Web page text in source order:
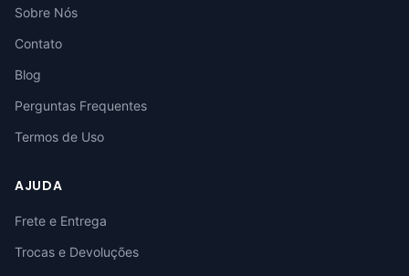
Sobre Nós
Contato
Blog
Perguntas Frequentes
Termos de Uso
AJUDA
Frete e Entrega
Trocas e Devoluções